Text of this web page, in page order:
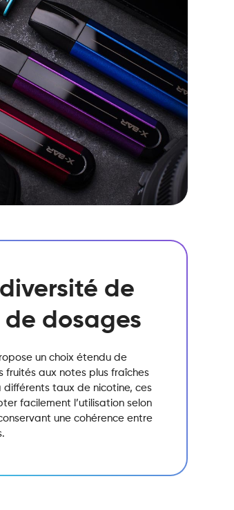
de
de dosages
un choix étendu de
fruités aux notes plus fraîches
différents taux de nicotine, ces
facilement l’utilisation selon
une cohérence entre